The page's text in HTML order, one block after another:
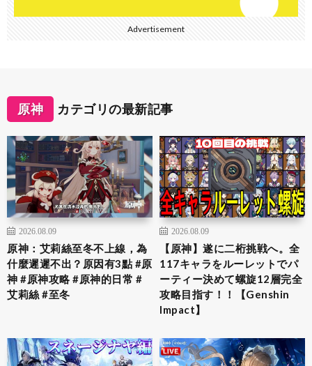
Advertisement
原神 カテゴリの最新記事
2026.08.09
原神：艾莉絲至冬不上線，為
什麼遲遲不出？原因有3點 #原
神 #原神攻略 #原神的日常 #
艾莉絲 #至冬
2026.08.09
【原神】遂に二桁挑戦へ。全
117キャラをルーレットでパ
ーティー決めて螺旋12層完全
攻略目指す！！【Genshin
Impact】